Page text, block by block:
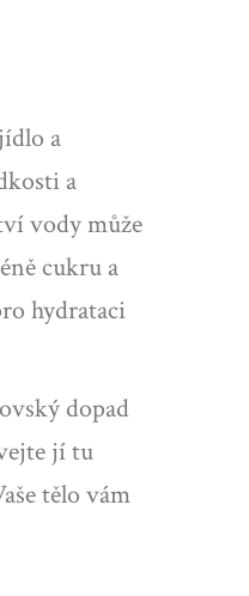
a
a
vody může
cukru a
hydrataci
dopad
jí tu
tělo vám